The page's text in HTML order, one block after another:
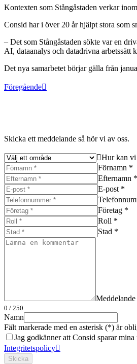
Kontexten som Stångåstaden verkar
Consid har i över 20 år hjälpt stora som
– Det som Stångåstaden sökte var en
AI, dataanalys och datadrivna
Det nya samarbetet börjar gälla från
Föregående
Skicka ett meddelande så hör vi av oss.
Hur kan
Förnamn *
Efternamn *
E-post *
Företag *
Roll *
Stad *
Meddelande
0 / 250
Namn
Fält markerade med en asterisk (*) är
Jag godkänner att Consid sparar
Integritetspolicy
Skicka